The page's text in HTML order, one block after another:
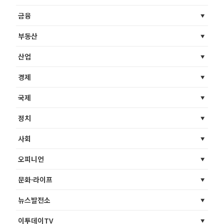
금융
부동산
산업
경제
국제
정치
사회
오피니언
문화·라이프
뉴스발전소
이투데이TV